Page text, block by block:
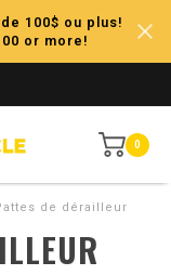
100$ ou plus!
or more!
0
de dérailleur